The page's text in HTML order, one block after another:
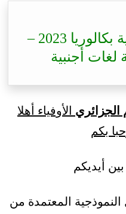
موضوع اللغة الألمانية بكالوريا 2023 –
الجزائري الأوفياء أهلا
بكم
أيديكم
المعتمدة من